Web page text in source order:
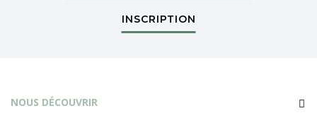
INSCRIPTION
NOUS DÉCOUVRIR